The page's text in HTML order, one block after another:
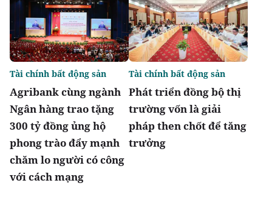
Agribank cùng ngành
Ngân hàng trao tặng
300 tỷ đồng ủng hộ
phong trào đẩy mạnh
chăm lo người có công
với cách mạng
Tài chính bất động sản
Phát triển đồng bộ thị
trường vốn là giải
pháp then chốt để tăng
trưởng
Tài chính bất động sản